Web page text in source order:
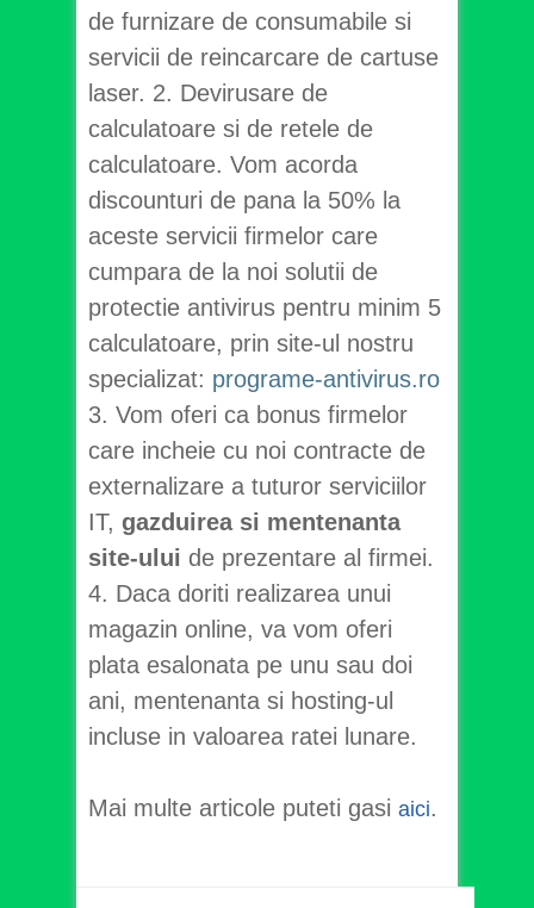
de furnizare de consumabile si
servicii de reincarcare de cartuse
laser. 2. Devirusare de
calculatoare si de retele de
calculatoare. Vom acorda
discounturi de pana la 50% la
aceste servicii firmelor care
cumpara de la noi solutii de
protectie antivirus pentru minim 5
calculatoare, prin site-ul nostru
specializat: programe-antivirus.ro
3. Vom oferi ca bonus firmelor
care incheie cu noi contracte de
externalizare a tuturor serviciilor
IT, gazduirea si mentenanta
site-ului de prezentare al firmei.
4. Daca doriti realizarea unui
magazin online, va vom oferi
plata esalonata pe unu sau doi
ani, mentenanta si hosting-ul
incluse in valoarea ratei lunare.
Mai multe articole puteti gasi aici.